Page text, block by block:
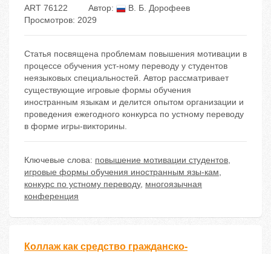
ART 76122 Автор:
В. Б. Дорофеев
Просмотров: 2029
Статья посвящена проблемам повышения мотивации в
процессе обучения уст-ному переводу у студентов
неязыковых специальностей. Автор рассматривает
существующие игровые формы обучения
иностранным языкам и делится опытом организации и
проведения ежегодного конкурса по устному переводу
в форме игры-викторины.
Ключевые слова: повышение мотивации студентов,
игровые формы обучения иностранным язы-кам,
конкурс по устному переводу, многоязычная
конференция
Коллаж как средство гражданско-